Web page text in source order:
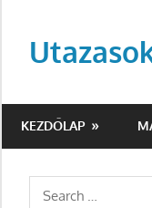
content
KEZDŐLAP